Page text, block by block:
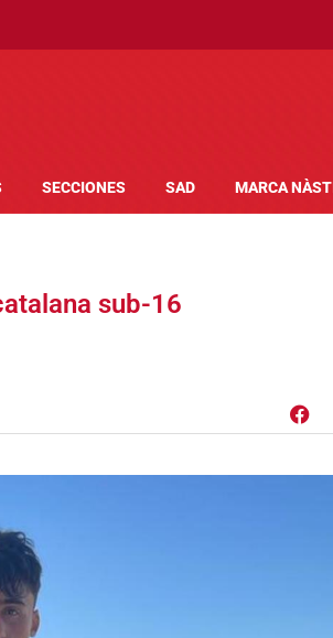
SECCIONES SAD MARCA
sub-16